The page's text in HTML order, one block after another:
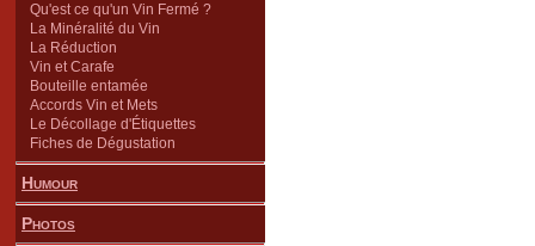
Qu'est ce qu'un Vin Fermé ?
La Minéralité du Vin
La Réduction
Vin et Carafe
Bouteille entamée
Accords Vin et Mets
Le Décollage d'Étiquettes
Fiches de Dégustation
Humour
Photos